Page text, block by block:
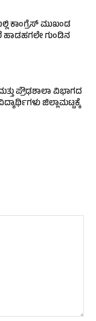
ಕಾಂಗ್ರೆಸ್ ಮುಖಂಡ
ಗುಂಡಿನ
ಪ್ರೌಢಶಾಲಾ ವಿಭಾಗದ
ಜಿಲ್ಲಾಮಟ್ಟಕ್ಕೆ